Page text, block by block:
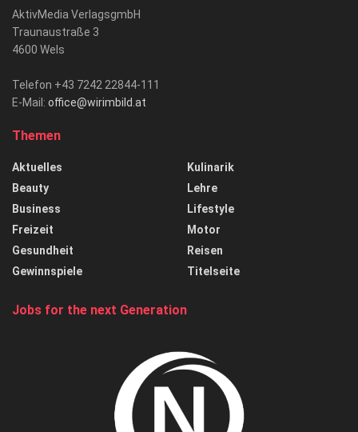
AktivMedia VerlagsgmbH
Traunaustraße 3
4600 Wels
Telefon +43 7242 22844-111
E-Mail: office@wirimbild.at
Themen
Aktuelles
Beauty
Business
Freizeit
Gesundheit
Gewinnspiele
Kulinarik
Lehre
Lifestyle
Motor
Reisen
Titelseite
Jobs for the next Generation